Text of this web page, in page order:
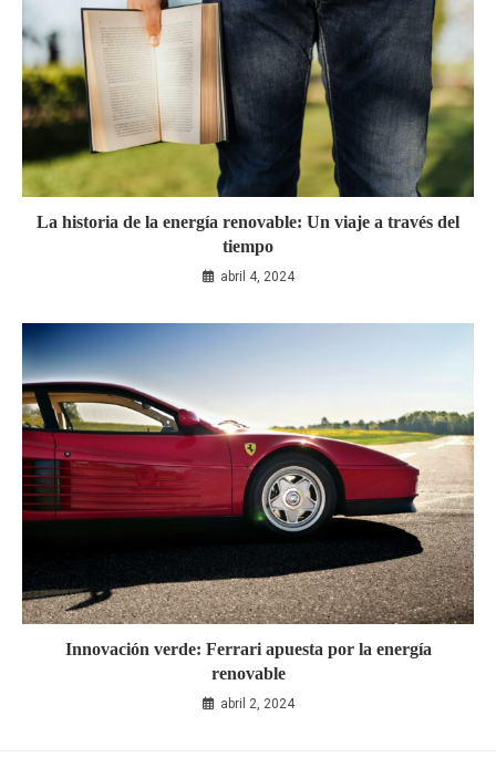
La historia de la energía renovable: Un viaje a través del
tiempo
abril 4, 2024
Innovación verde: Ferrari apuesta por la energía
renovable
abril 2, 2024